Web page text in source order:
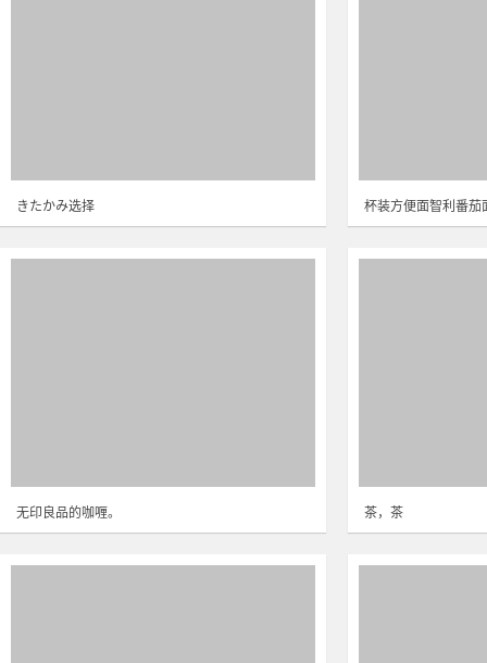
きたかみ选择 杯装方便面智利番茄
无印良品的咖喱。 茶，茶